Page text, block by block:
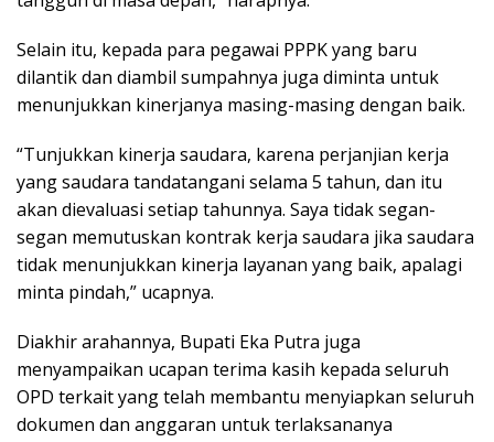
Selain itu, kepada para pegawai PPPK yang baru
dilantik dan diambil sumpahnya juga diminta untuk
menunjukkan kinerjanya masing-masing dengan baik.
“Tunjukkan kinerja saudara, karena perjanjian kerja
yang saudara tandatangani selama 5 tahun, dan itu
akan dievaluasi setiap tahunnya. Saya tidak segan-
segan memutuskan kontrak kerja saudara jika saudara
tidak menunjukkan kinerja layanan yang baik, apalagi
minta pindah,” ucapnya.
Diakhir arahannya, Bupati Eka Putra juga
menyampaikan ucapan terima kasih kepada seluruh
OPD terkait yang telah membantu menyiapkan seluruh
dokumen dan anggaran untuk terlaksananya